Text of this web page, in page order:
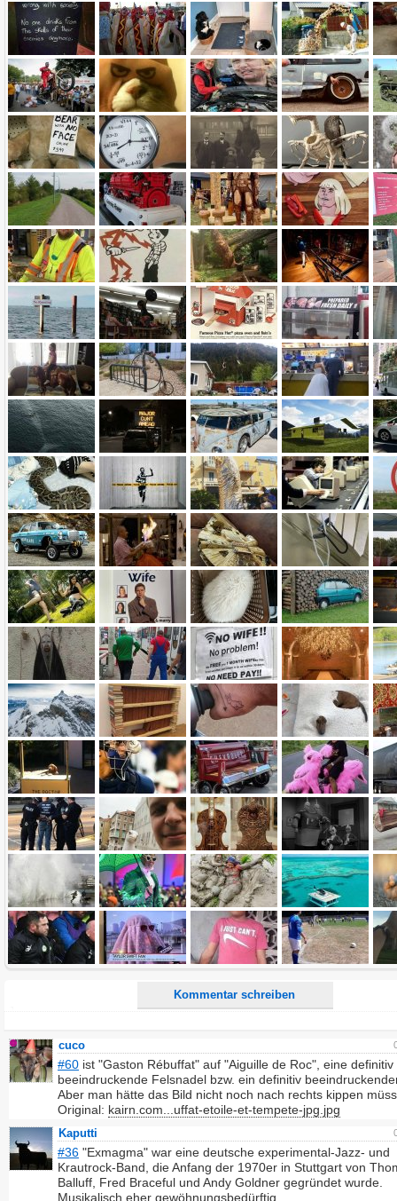
Kommentar schreiben
Name:
E-Mail-Adresse (optional):
Kommentar:
Alle HTML-Tags außer <br>, <strike> und <i> werden aus Deinem Kommentar entfernt.
URLs werden automatisch umgewandelt. Bitte verwende "www." oder "http://" in URLs
Ich möchte eine E-Mail, wenn zu meinem Kommentar Antworten erscheinen.
Ich möchte eine E-Mail, wenn auf dieser Seite weitere Kommentare erscheinen.
cuco
#60 ist "Gaston Rébuffat" auf "Aiguille de Roc", eine definitiv
beeindruckende Felsnadel bzw. ein definitiv
Aber man hätte das Bild nicht noch nach rechts kippen
Original: kairn.com...uffat-etoile-et-tempete-jpg.jpg
Kaputti
#36 "Exmagma" war eine deutsche experimental-Jazz- und
Krautrock-Band, die Anfang der 1970er in Stuttgart von
Balluff, Fred Braceful und Andy Goldner gegründet wurde.
Musikalisch eher gewöhnungsbedürftig.